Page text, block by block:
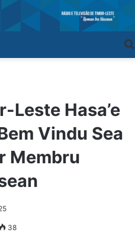
Leste Hasa’e
Vindu Sea
Membru
38